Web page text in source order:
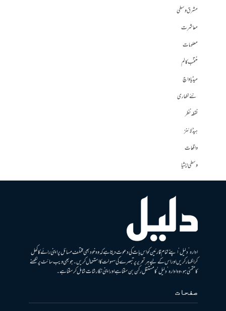
مشرق وسطی
معاشرت
معلومات
منتخب کالم
میڈیا واچ
نئے لکھاری
نقطہ نظر
ہیڈلائنز
واقعات
وسطی ایشیا
ادارہ ’دلیل‘ اپنے تمام قارئین کو اس بات کی دعوت دیتا ہے کہ وہ خود بھی مختلف مسائل پر اپنی رائے کا کھل
کر اظہار کریں اور اس کے لیے ہر تحریر پر تبصرے کی سہولت کا استعمال کریں۔ جو بھی ویب سائٹ پر لکھنے
کا متمنی ہو، وہ ادارہ ’دلیل‘ کا مستقل رکن بن سکتا ہے اور اپنی نگارشات شامل کرسکتا ہے۔
صفحات